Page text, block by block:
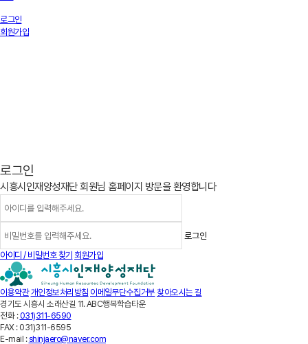
로그인
회원가입
로그인
시흥시인재양성재단 회원님 홈페이지 방문을 환영합니다
아이디 / 비밀번호 찾기 회원가입
이용약관 개인정보처리방침 이메일무단수집거부 찾아오시는 길
경기도 시흥시 소래산길 11. ABC행복학습타운
전화 :031)311-6590
FAX : 031)311-6595
E-mail :shinjaero@naver.com